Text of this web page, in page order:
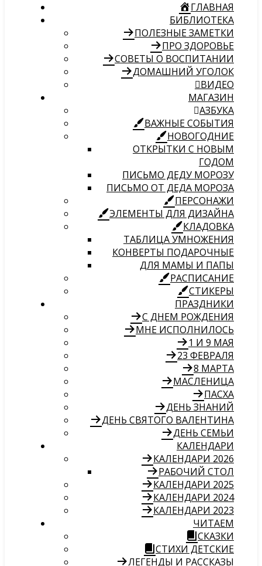
ГЛАВНАЯ
БИБЛИОТЕКА
ПОЛЕЗНЫЕ ЗАМЕТКИ
ПРО ЗДОРОВЬЕ
СОВЕТЫ О ВОСПИТАНИИ
ДОМАШНИЙ УГОЛОК
ВИДЕО
МАГАЗИН
АЗБУКА
ВАЖНЫЕ СОБЫТИЯ
НОВОГОДНИЕ
ОТКРЫТКИ С НОВЫМ
ГОДОМ
ПИСЬМО ДЕДУ МОРОЗУ
ПИСЬМО ОТ ДЕДА МОРОЗА
ПЕРСОНАЖИ
ЭЛЕМЕНТЫ ДЛЯ ДИЗАЙНА
КЛАДОВКА
ТАБЛИЦА УМНОЖЕНИЯ
КОНВЕРТЫ ПОДАРОЧНЫЕ
ДЛЯ МАМЫ И ПАПЫ
РАСПИСАНИЕ
СТИКЕРЫ
ПРАЗДНИКИ
С ДНЕМ РОЖДЕНИЯ
МНЕ ИСПОЛНИЛОСЬ
1 И 9 МАЯ
23 ФЕВРАЛЯ
8 МАРТА
МАСЛЕНИЦА
ПАСХА
ДЕНЬ ЗНАНИЙ
ДЕНЬ СВЯТОГО ВАЛЕНТИНА
ДЕНЬ СЕМЬИ
КАЛЕНДАРИ
КАЛЕНДАРИ 2026
РАБОЧИЙ СТОЛ
КАЛЕНДАРИ 2025
КАЛЕНДАРИ 2024
КАЛЕНДАРИ 2023
ЧИТАЕМ
СКАЗКИ
СТИХИ ДЕТСКИЕ
ЛЕГЕНДЫ И РАССКАЗЫ